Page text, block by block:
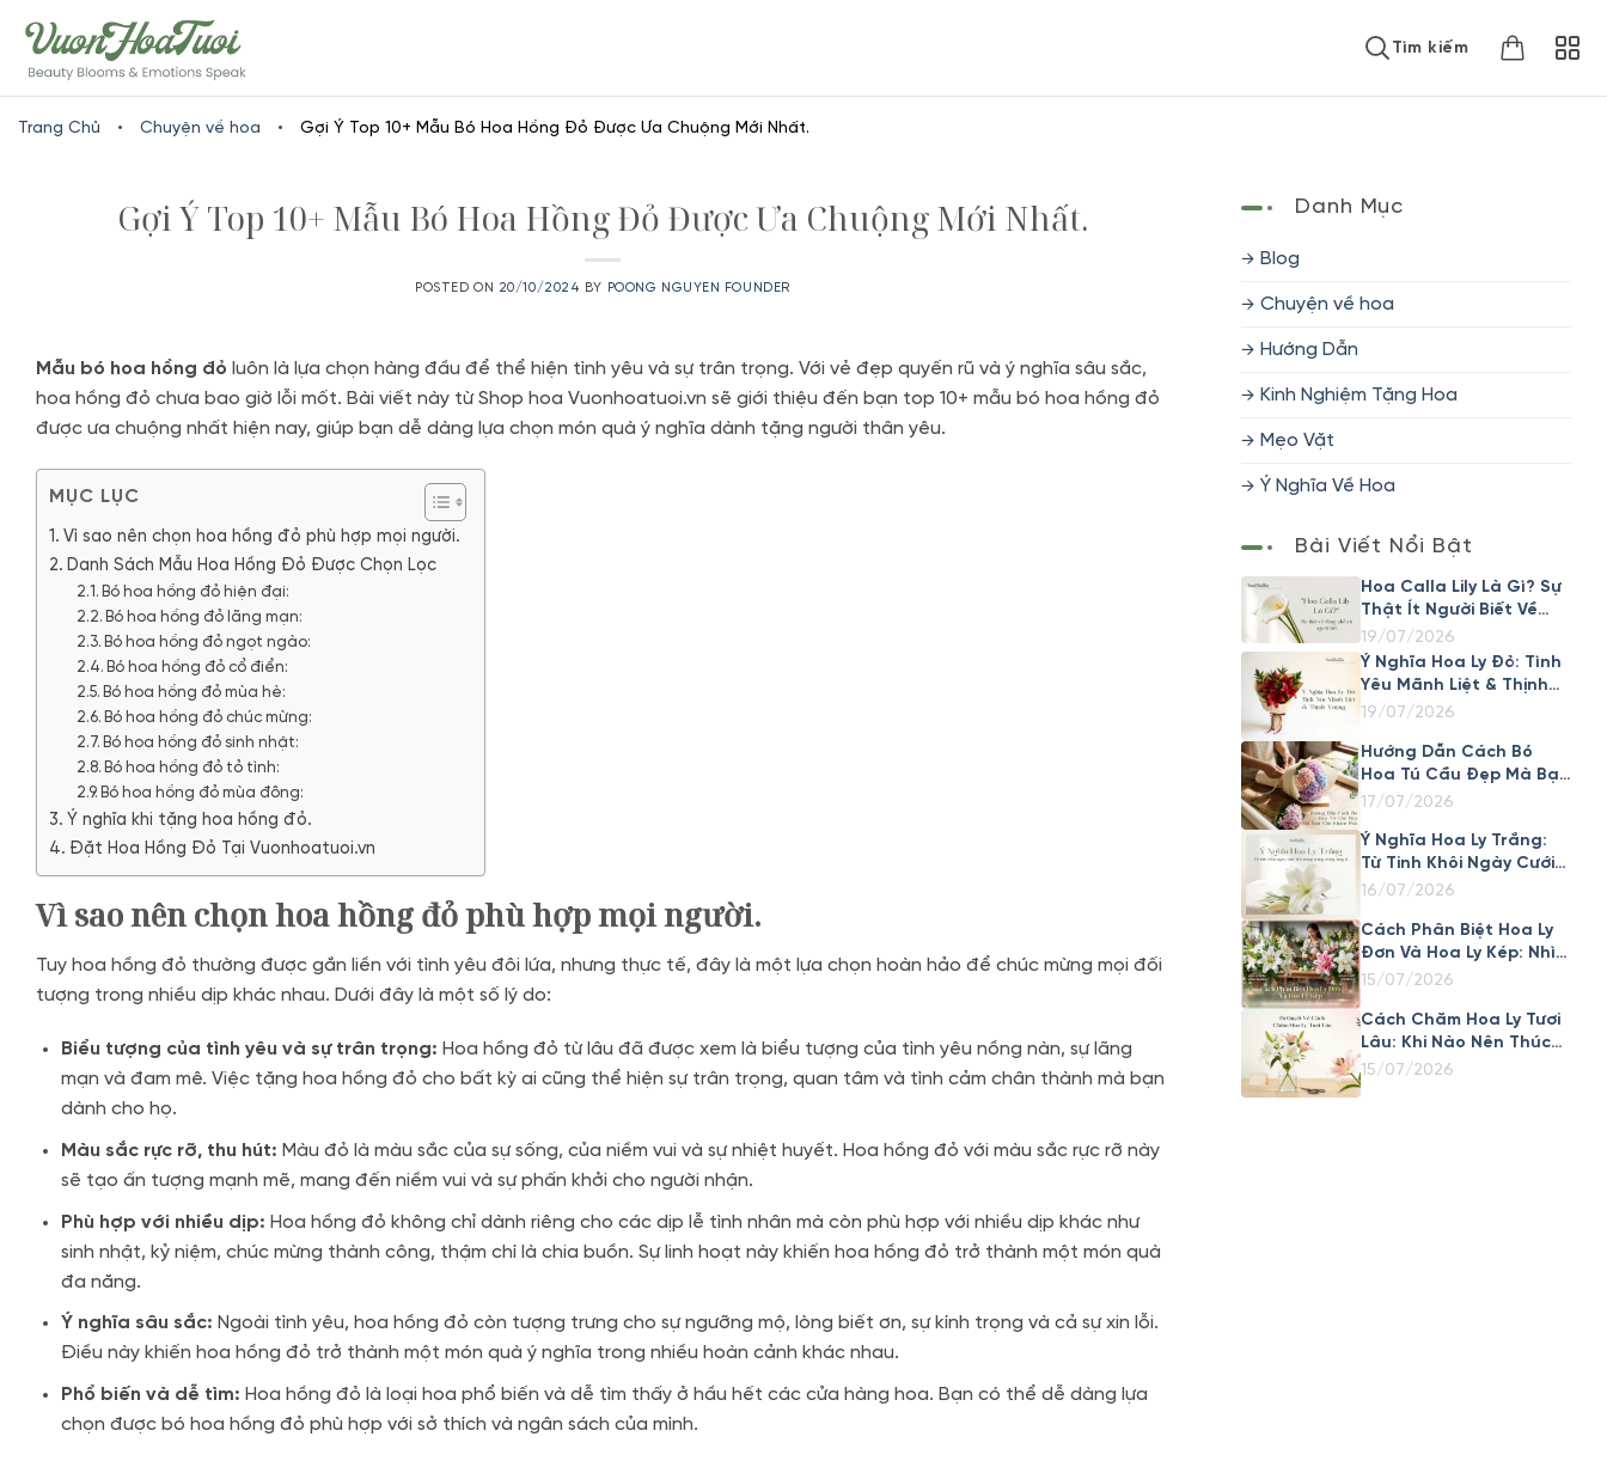
to
content
Tìm kiếm
Trang Chủ • Chuyện về hoa • Gợi Ý Top 10+ Mẫu Bó Hoa Hồng Đỏ Được Ưa Chuộng Mới Nhất.
Gợi Ý Top 10+ Mẫu Bó Hoa Hồng Đỏ Được Ưa Chuộng Mới Nhất.
POSTED ON 20/10/2024 BY POONG NGUYEN FOUNDER
Mẫu bó hoa hồng đỏ luôn là lựa chọn hàng đầu để thể hiện tình yêu và sự trân trọng. Với vẻ đẹp quyến rũ và ý nghĩa sâu sắc,
hoa hồng đỏ chưa bao giờ lỗi mốt. Bài viết này từ Shop hoa Vuonhoatuoi.vn sẽ giới thiệu đến bạn top 10+ mẫu bó hoa hồng đỏ
được ưa chuộng nhất hiện nay, giúp bạn dễ dàng lựa chọn món quà ý nghĩa dành tặng người thân yêu.
MỤC LỤC
Vì sao nên chọn hoa hồng đỏ phù hợp mọi người.
Danh Sách Mẫu Hoa Hồng Đỏ Được Chọn Lọc
Bó hoa hồng đỏ hiện đại:
Bó hoa hồng đỏ lãng mạn:
Bó hoa hồng đỏ ngọt ngào:
Bó hoa hồng đỏ cổ điển:
Bó hoa hồng đỏ mùa hè:
Bó hoa hồng đỏ chúc mừng:
Bó hoa hồng đỏ sinh nhật:
Bó hoa hồng đỏ tỏ tình:
Bó hoa hồng đỏ mùa đông:
Ý nghĩa khi tặng hoa hồng đỏ.
Đặt Hoa Hồng Đỏ Tại Vuonhoatuoi.vn
Vì sao nên chọn hoa hồng đỏ phù hợp mọi người.
Tuy hoa hồng đỏ thường được gắn liền với tình yêu đôi lứa, nhưng thực tế, đây là một lựa chọn hoàn hảo để chúc mừng mọi đối
tượng trong nhiều dịp khác nhau. Dưới đây là một số lý do:
Biểu tượng của tình yêu và sự trân trọng: Hoa hồng đỏ từ lâu đã được xem là biểu tượng của tình yêu nồng nàn, sự lãng
mạn và đam mê. Việc tặng hoa hồng đỏ cho bất kỳ ai cũng thể hiện sự trân trọng, quan tâm và tình cảm chân thành mà bạn
dành cho họ.
Màu sắc rực rỡ, thu hút: Màu đỏ là màu sắc của sự sống, của niềm vui và sự nhiệt huyết. Hoa hồng đỏ với màu sắc rực rỡ này
sẽ tạo ấn tượng mạnh mẽ, mang đến niềm vui và sự phấn khởi cho người nhận.
Phù hợp với nhiều dịp: Hoa hồng đỏ không chỉ dành riêng cho các dịp lễ tình nhân mà còn phù hợp với nhiều dịp khác như
sinh nhật, kỷ niệm, chúc mừng thành công, thậm chí là chia buồn. Sự linh hoạt này khiến hoa hồng đỏ trở thành một món quà
đa năng.
Ý nghĩa sâu sắc: Ngoài tình yêu, hoa hồng đỏ còn tượng trưng cho sự ngưỡng mộ, lòng biết ơn, sự kính trọng và cả sự xin lỗi.
Điều này khiến hoa hồng đỏ trở thành một món quà ý nghĩa trong nhiều hoàn cảnh khác nhau.
Phổ biến và dễ tìm: Hoa hồng đỏ là loại hoa phổ biến và dễ tìm thấy ở hầu hết các cửa hàng hoa. Bạn có thể dễ dàng lựa
chọn được bó hoa hồng đỏ phù hợp với sở thích và ngân sách của mình.
Danh Mục
Blog
Chuyện về hoa
Hướng Dẫn
Kinh Nghiệm Tặng Hoa
Mẹo Vặt
Ý Nghĩa Về Hoa
Bài Viết Nổi Bật
Hoa Calla Lily Là Gì? Sự
Thật Ít Người Biết Về
Loài Hoa Đẹp Này
19/07/2026
Ý Nghĩa Hoa Ly Đỏ: Tình
Yêu Mãnh Liệt & Thịnh
Vượng
19/07/2026
Hướng Dẫn Cách Bó
Hoa Tú Cầu Đẹp Mà Bạn
Cần Khám Phá
17/07/2026
Ý Nghĩa Hoa Ly Trắng:
Từ Tinh Khôi Ngày Cưới
Đến Trang Trọng Trong
16/07/2026
Cách Phân Biệt Hoa Ly
Đơn Và Hoa Ly Kép: Nhìn
Cánh Là Biết Ngay
15/07/2026
Cách Chăm Hoa Ly Tươi
Lâu: Khi Nào Nên Thúc
Nở Nhanh, Khi Nào Nên
15/07/2026